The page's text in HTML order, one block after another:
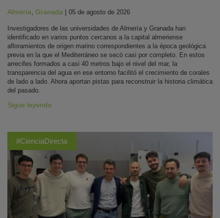
Almería, Granada | 05 de agosto de 2026
Investigadores de las universidades de Almería y Granada han
identificado en varios puntos cercanos a la capital almeriense
afloramientos de origen marino correspondientes a la época geológica
previa en la que el Mediterráneo se secó casi por completo. En estos
arrecifes formados a casi 40 metros bajo el nivel del mar, la
transparencia del agua en ese entorno facilitó el crecimiento de corales
de lado a lado. Ahora aportan pistas para reconstruir la historia climática
del pasado.
Sigue leyendo
#CienciaDirecta